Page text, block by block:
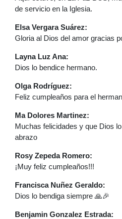
de servicio en la Iglesia.
Elsa Vergara Suárez:
Gloria al Dios del amor gracias
Layna Luz Ana:
Dios lo bendice hermano.
Olga Rodríguez:
Feliz cumpleaños para el
Ma Dolores Martinez:
Muchas felicidades y que Dios
abrazo
Rosy Zepeda Romero:
¡Muy feliz cumpleaños!!!
Francisca Nuñez Geraldo:
Dios lo bendiga siempre 🙏🎉
Benjamin Gonzalez Estrada: